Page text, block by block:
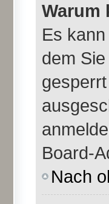
Warum
Es
dem
Board-
Nach